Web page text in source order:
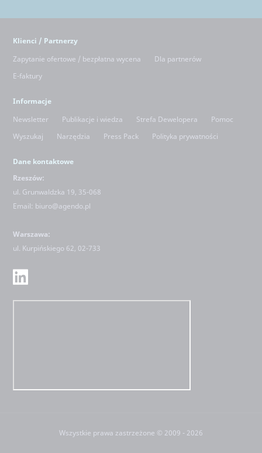
Klienci / Partnerzy
Zapytanie ofertowe / bezpłatna wycena
Dla partnerów
E-faktury
Informacje
Newsletter
Publikacje i wiedza Strefa Dewelopera
Pomoc
Wyszukaj
Narzędzia Press Pack Polityka prywatności
Dane kontaktowe
Rzeszów:
ul. Grunwaldzka 19, 35-068
Email: biuro@agendo.pl
Warszawa:
ul. Kurpińskiego 62, 02-733
Wszystkie prawa zastrzeżone © 2009 - 2026